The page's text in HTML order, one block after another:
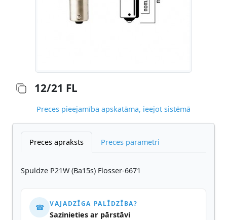
12/21 FL
Preces pieejamība apskatāma, ieejot sistēmā
Preces apraksts Preces parametri
Spuldze P21W (Ba15s) Flosser-6671
☎ VAJADZĪGA PALĪDZĪBA?
Sazinieties ar pārstāvi